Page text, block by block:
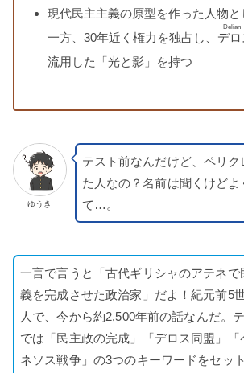
現代民主主義の原型を作った人物と
一方、30年近く権力を独占し、 デ
流用した「光と影」を持つ
ゆうき
テスト前なんだけど、ペリ
た人なの？名前は聞くけどよ
て…。
一言で言うと「古代ギリシャのアテネで
義を完成させた政治家」だよ！紀元前5
人で、今から約2,500年前の話なんだ。
では「民主政の完成」「デロス同盟」「
ネソス戦争」の3つのキーワードをセッ